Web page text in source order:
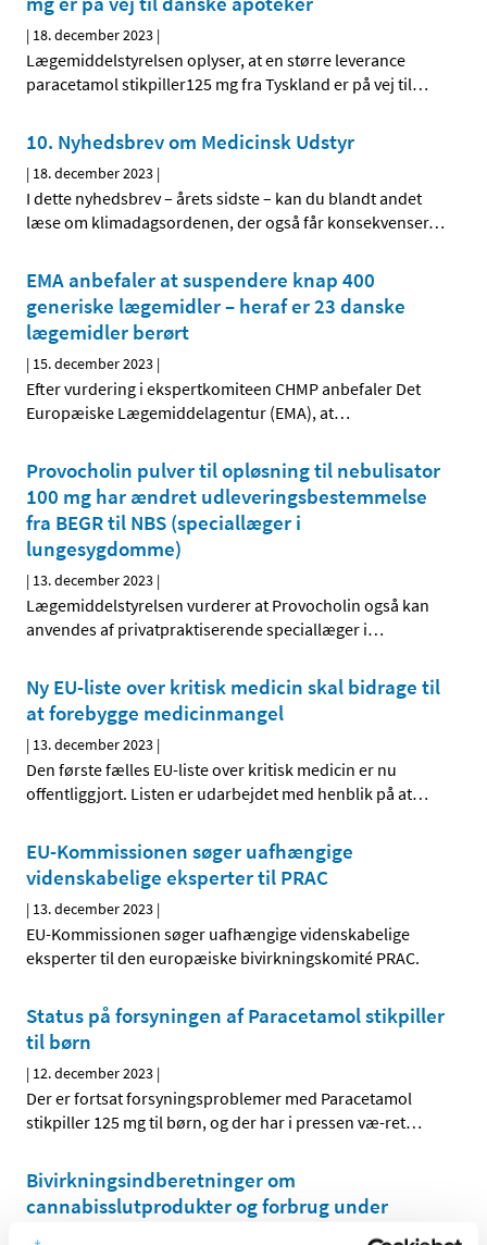
| 18. december 2023 |
Lægemiddelstyrelsen oplyser, at en større leverance
paracetamol stikpiller125 mg fra Tyskland er på vej til…
10. Nyhedsbrev om Medicinsk Udstyr
| 18. december 2023 |
I dette nyhedsbrev – årets sidste – kan du blandt andet
læse om klimadagsordenen, der også får konsekvenser…
EMA anbefaler at suspendere knap 400
generiske lægemidler – heraf er 23 danske
lægemidler berørt
| 15. december 2023 |
Efter vurdering i ekspertkomiteen CHMP anbefaler Det
Europæiske Lægemiddelagentur (EMA), at…
Provocholin pulver til opløsning til nebulisator
100 mg har ændret udleveringsbestemmelse
fra BEGR til NBS (speciallæger i
lungesygdomme)
| 13. december 2023 |
Lægemiddelstyrelsen vurderer at Provocholin også kan
anvendes af privatpraktiserende speciallæger i…
Ny EU-liste over kritisk medicin skal bidrage til
at forebygge medicinmangel
| 13. december 2023 |
Den første fælles EU-liste over kritisk medicin er nu
offentliggjort. Listen er udarbejdet med henblik på at…
EU-Kommissionen søger uafhængige
videnskabelige eksperter til PRAC
| 13. december 2023 |
EU-Kommissionen søger uafhængige videnskabelige
eksperter til den europæiske bivirkningskomité PRAC.
Status på forsyningen af Paracetamol stikpiller
til børn
| 12. december 2023 |
Der er fortsat forsyningsproblemer med Paracetamol
stikpiller 125 mg til børn, og der har i pressen væ-ret…
Bivirkningsindberetninger om
cannabisslutprodukter og forbrug under